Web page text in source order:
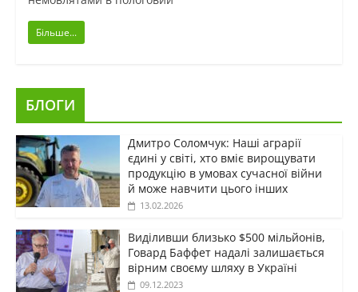
Більше...
БЛОГИ
Дмитро Соломчук: Наші аграрії
єдині у світі, хто вміє вирощувати
продукцію в умовах сучасної війни
й може навчити цього інших
13.02.2026
Виділивши близько $500 мільйонів,
Говард Баффет надалі залишається
вірним своєму шляху в Україні
09.12.2023